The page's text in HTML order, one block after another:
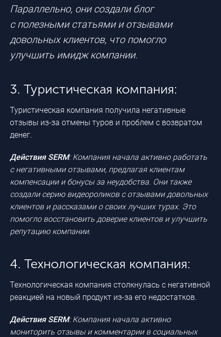
Параллельно, они создали блог
с полезными статьями и отзывами
довольных клиентов, что помогло
улучшить имидж компании.
3. Туристическая компания:
Туристическая компания получила негативные
отзывы из-за отмены туров и проблем с возвратом
денег.
Действия SERM: Компания начала активно работать
с негативными отзывами, предлагая клиентам
компенсации и бонусы за неудобства. Они также
создали серию видеороликов с отзывами довольных
клиентов и рассказами о своих лучших турах. Это
помогло восстановить доверие клиентов и улучшить
репутацию компании.
4. Технологическая компания:
Технологическая компания столкнулась с негативной
реакцией на новый продукт из-за его недостатков.
Действия SERM: Компания начала активно
мониторить отзывы и комментарии в социальных